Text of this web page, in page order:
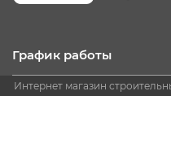
График работы
Интернет магазин